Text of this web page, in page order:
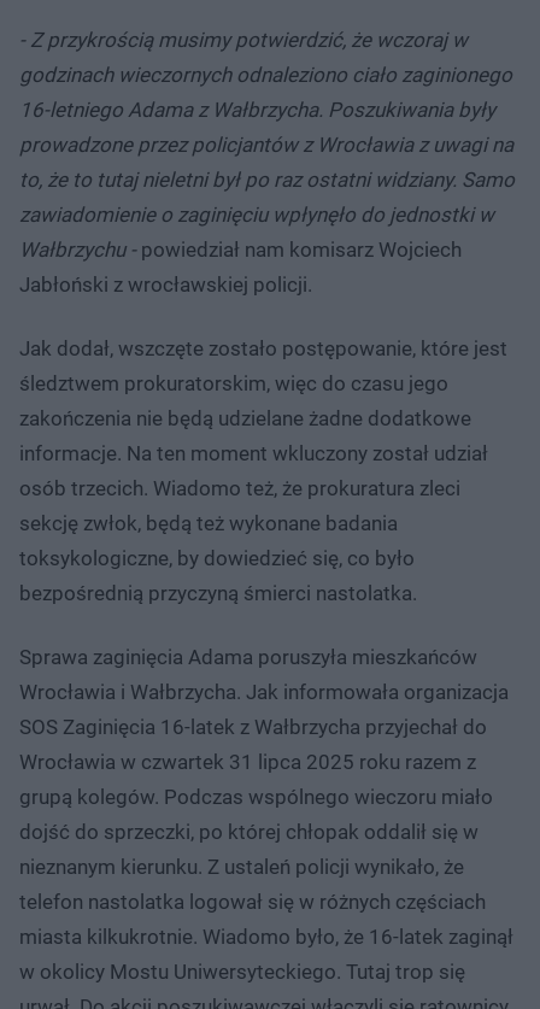
- Z przykrością musimy potwierdzić, że wczoraj w
godzinach wieczornych odnaleziono ciało zaginionego
16-letniego Adama z Wałbrzycha. Poszukiwania były
prowadzone przez policjantów z Wrocławia z uwagi na
to, że to tutaj nieletni był po raz ostatni widziany. Samo
zawiadomienie o zaginięciu wpłynęło do jednostki w
Wałbrzychu -powiedział nam komisarz Wojciech
Jabłoński z wrocławskiej policji.
Jak dodał, wszczęte zostało postępowanie, które jest
śledztwem prokuratorskim, więc do czasu jego
zakończenia nie będą udzielane żadne dodatkowe
informacje. Na ten moment wkluczony został udział
osób trzecich. Wiadomo też, że prokuratura zleci
sekcję zwłok, będą też wykonane badania
toksykologiczne, by dowiedzieć się, co było
bezpośrednią przyczyną śmierci nastolatka.
Sprawa zaginięcia Adama poruszyła mieszkańców
Wrocławia i Wałbrzycha. Jak informowała organizacja
SOS Zaginięcia 16-latek z Wałbrzycha przyjechał do
Wrocławia w czwartek 31 lipca 2025 roku razem z
grupą kolegów. Podczas wspólnego wieczoru miało
dojść do sprzeczki, po której chłopak oddalił się w
nieznanym kierunku. Z ustaleń policji wynikało, że
telefon nastolatka logował się w różnych częściach
miasta kilkukrotnie. Wiadomo było, że 16-latek zaginął
w okolicy Mostu Uniwersyteckiego. Tutaj trop się